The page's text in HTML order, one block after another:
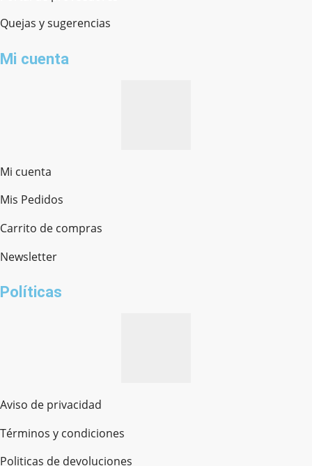
Quejas y sugerencias
Mi cuenta
Mi cuenta
Mis Pedidos
Carrito de compras
Newsletter
Políticas
Aviso de privacidad
Términos y condiciones
Politicas de devoluciones